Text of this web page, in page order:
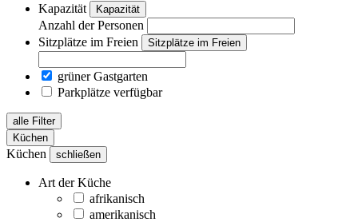
Kapazität Kapazität
Anzahl der Personen
Sitzplätze im Freien
Sitzplätze im Freien
grüner Gastgarten
Parkplätze verfügbar
alle Filter
Küchen
Küchen schließen
Art der Küche
afrikanisch
amerikanisch